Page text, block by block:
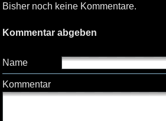
Bisher noch keine Kommentare.
Kommentar abgeben
Name
Kommentar